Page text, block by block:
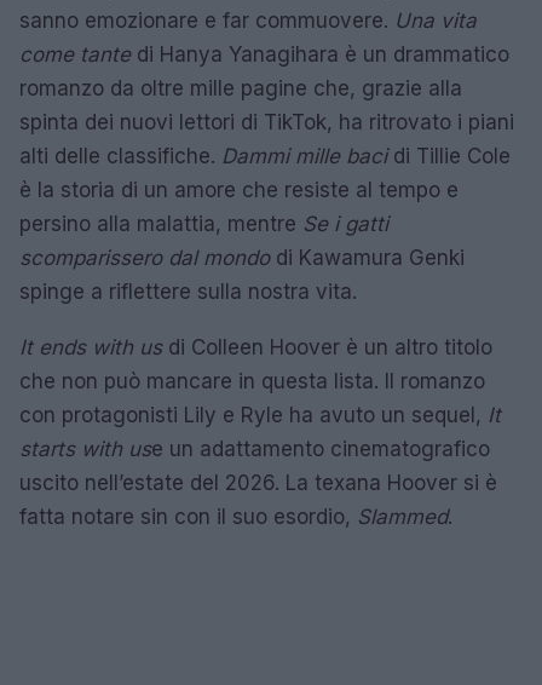
sanno emozionare e far commuovere. Una vita
come tantedi Hanya Yanagihara è un drammatico
romanzo da oltre mille pagine che, grazie alla
spinta dei nuovi lettori di TikTok, ha ritrovato i piani
alti delle classifiche. Dammi mille bacidi Tillie Cole
è la storia di un amore che resiste al tempo e
persino alla malattia, mentre Se i gatti
scomparissero dal mondodi Kawamura Genki
spinge a riflettere sulla nostra vita.
It ends with usdi Colleen Hoover è un altro titolo
che non può mancare in questa lista. Il romanzo
con protagonisti Lily e Ryle ha avuto un sequel, It
starts with use un adattamento cinematografico
uscito nell’estate del 2026. La texana Hoover si è
fatta notare sin con il suo esordio, Slammed.